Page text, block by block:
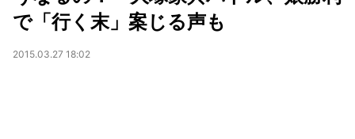
で「行く末」案じる声も
2015.03.27 18:02